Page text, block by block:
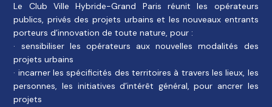
Le Club Ville Hybride-Grand Paris réunit les opérateurs
publics, privés des projets urbains et les nouveaux entrants
porteurs d’innovation de toute nature, pour :
· sensibiliser les opérateurs aux nouvelles modalités des
projets urbains
· incarner les spécificités des territoires à travers les lieux, les
personnes, les initiatives d’intérêt général, pour ancrer les
projets